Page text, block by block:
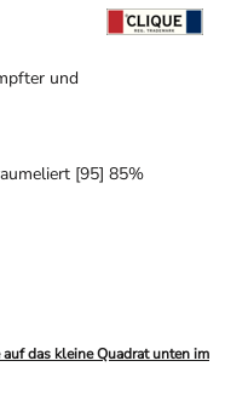
und
[95] 85%
das kleine Quadrat unten im